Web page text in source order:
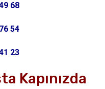
68
54
23
Kapınızda